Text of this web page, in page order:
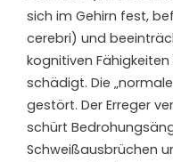
sich im Gehirn fest,
cerebri) und
kognitiven
schädigt. Die
gestört. Der Erreger
schürt
Schweißausbrüchen